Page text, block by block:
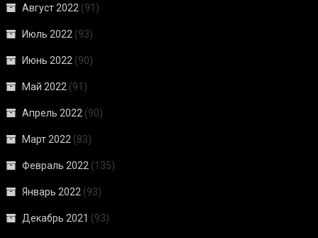
Август 2022 (91)
Июль 2022 (93)
Июнь 2022 (90)
Май 2022 (91)
Апрель 2022 (90)
Март 2022 (83)
Февраль 2022 (135)
Январь 2022 (93)
Декабрь 2021 (93)